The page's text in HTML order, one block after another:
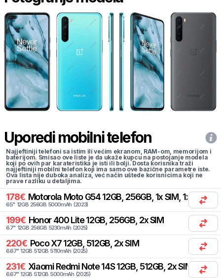
Uporedi mobilni telefon
Najjeftiniji telefoni sa istim ili većim ekranom, RAM-om, memorijom i
baterijom. Smisao ove liste je da ukaže kupcu na postojanje modela
koji po ovih par karateristika je isti ili bolji. Dosta korisnika traži
najjeftiniji mobilni telefon koji ima samo ove bazične parametre iste.
Ova lista nije duboka analiza, već način uštede korisnicima koji ne
prave razliku u detaljima.
178€ Motorola Moto G54 12GB, 256GB, 1x SIM, 1x eSIM
6.5" 12GB 256GB 5000mAh (2023)
199€ Honor 400 Lite 12GB, 256GB, 2x SIM
6.7" 12GB 256GB 5230mAh (2025)
220€ Poco X7 12GB, 512GB, 2x SIM
6.67" 12GB 512GB 5110mAh (2025)
231€ Xiaomi Redmi Note 14S 12GB, 512GB, 2x SIM
6.67" 12GB 512GB 5000mAh (2025)